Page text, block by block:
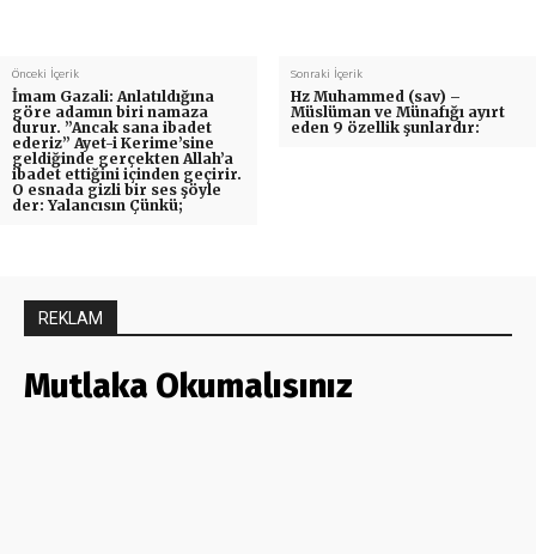
Önceki İçerik
İmam Gazali: Anlatıldığına
göre adamın biri namaza
durur. ”Ancak sana ibadet
ederiz” Ayet-i Kerime’sine
geldiğinde gerçekten Allah’a
ibadet ettiğini içinden geçirir.
O esnada gizli bir ses şöyle
der: Yalancısın Çünkü;
Sonraki İçerik
Hz Muhammed (sav) –
Müslüman ve Münafığı ayırt
eden 9 özellik şunlardır:
REKLAM
Mutlaka Okumalısınız